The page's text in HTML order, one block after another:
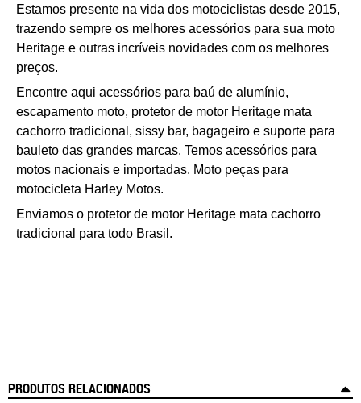
Estamos presente na vida dos motociclistas desde 2015,
trazendo sempre os melhores acessórios para sua moto
Heritage e outras incríveis novidades com os melhores
preços.
Encontre aqui acessórios para baú de alumínio,
escapamento moto, protetor de motor Heritage mata
cachorro tradicional , sissy bar, bagageiro e suporte para
bauleto das grandes marcas. Temos acessórios para
motos nacionais e importadas. Moto peças para
motocicleta Harley Motos.
Enviamos o protetor de motor Heritage mata cachorro
tradicional para todo Brasil.
PRODUTOS RELACIONADOS